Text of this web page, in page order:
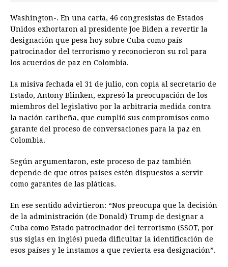
Washington-. En una carta, 46 congresistas de Estados
Unidos exhortaron al presidente Joe Biden a revertir la
designación que pesa hoy sobre Cuba como país
patrocinador del terrorismo y reconocieron su rol para
los acuerdos de paz en Colombia.
La misiva fechada el 31 de julio, con copia al secretario de
Estado, Antony Blinken, expresó la preocupación de los
miembros del legislativo por la arbitraria medida contra
la nación caribeña, que cumplió sus compromisos como
garante del proceso de conversaciones para la paz en
Colombia.
Según argumentaron, este proceso de paz también
depende de que otros países estén dispuestos a servir
como garantes de las pláticas.
En ese sentido advirtieron: “Nos preocupa que la decisión
de la administración (de Donald) Trump de designar a
Cuba como Estado patrocinador del terrorismo (SSOT, por
sus siglas en inglés) pueda dificultar la identificación de
esos países y le instamos a que revierta esa designación”.